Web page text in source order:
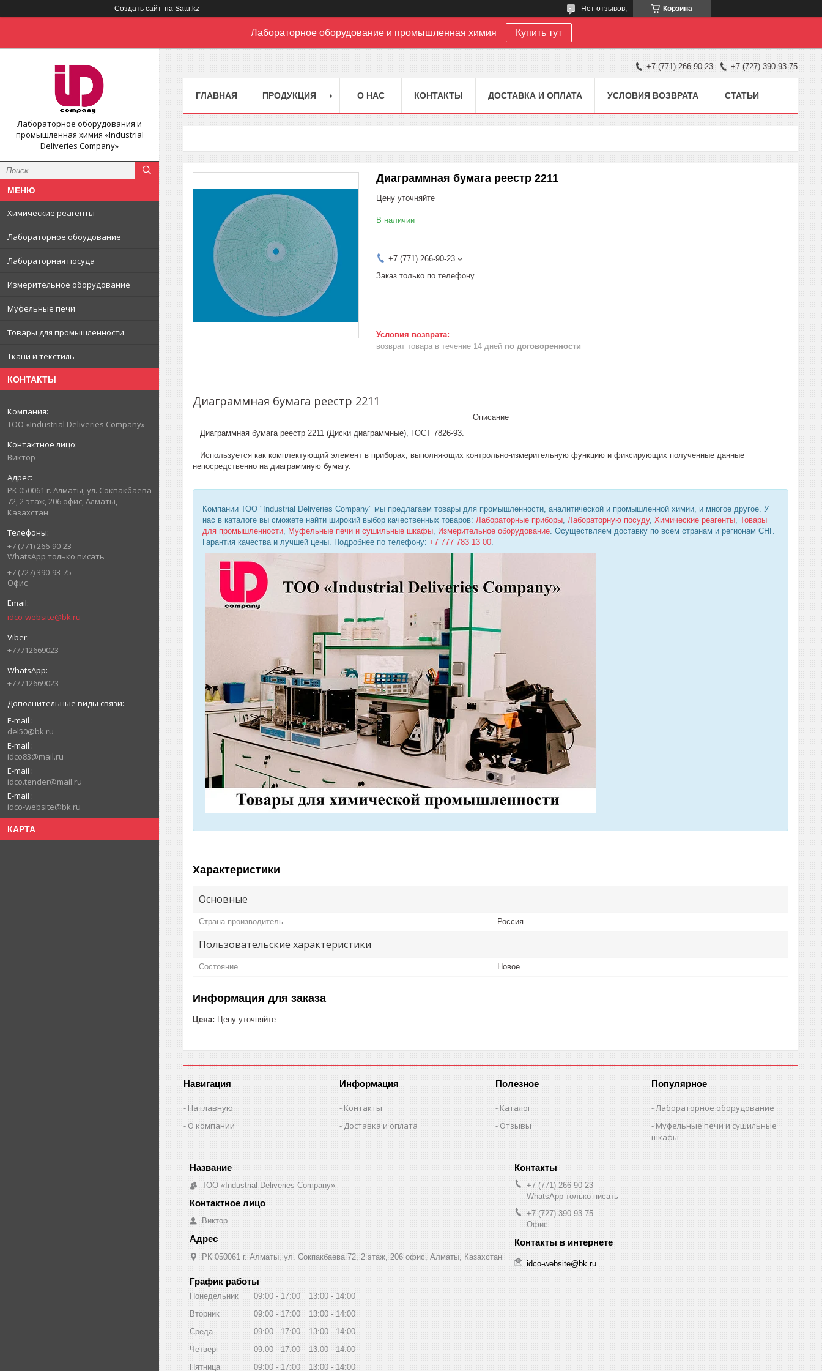
Создать сайт на Satu.kz Корзина
Нет отзывов,
Лабораторное оборудование и промышленная химия Купить тут
Лабораторное оборудования и
промышленная химия «Industrial
Deliveries Company»
Химические реагенты
Лабораторное обоудование
Лабораторная посуда
Измерительное оборудование
Муфельные печи
Товары для промышленности
Ткани и текстиль
КОНТАКТЫ
ТОО «Industrial Deliveries Company»
Виктор
РК 050061 г. Алматы, ул. Сокпакбаева
72, 2 этаж, 206 офис, Алматы,
Казахстан
+7 (771) 266-90-23
WhatsApp только писать
+7 (727) 390-93-75
Офис
idco-website@bk.ru
+77712669023
+77712669023
E-mail
del50@bk.ru
E-mail
idco83@mail.ru
E-mail
idco.tender@mail.ru
E-mail
idco-website@bk.ru
КАРТА
+7 (771) 266-90-23 +7 (727) 390-93-75
ГЛАВНАЯ ПРОДУКЦИЯ О НАС КОНТАКТЫ ДОСТАВКА И ОПЛАТА УСЛОВИЯ ВОЗВРАТА СТАТЬИ
Диаграммная бумага реестр 2211
Цену уточняйте
В наличии
+7 (771) 266-90-23
Заказ только по телефону
возврат товара в течение 14 дней по договоренности
Диаграммная бумага реестр 2211
Описание
Диаграммная бумага реестр 2211 (Диски диаграммные), ГОСТ 7826-93.
Используется как комплектующий элемент в приборах, выполняющих контрольно-измерительную функцию и фиксирующих полученные данные
непосредственно на диаграммную бумагу.
Компании ТОО "Industrial Deliveries Company" мы предлагаем товары для промышленности, аналитической и промышленной химии, и многое другое. У
нас в каталоге вы сможете найти широкий выбор качественных товаров: Лабораторные приборы, Лабораторную посуду, Химические реагенты, Товары
для промышленности, Муфельные печи и сушильные шкафы, Измерительное оборудование. Осуществляем доставку по всем странам и регионам СНГ.
Гарантия качества и лучшей цены. Подробнее по телефону: +7 777 783 13 00.
Характеристики
Основные
Страна производитель Россия
Пользовательские характеристики
Состояние Новое
Информация для заказа
Цена: Цену уточняйте
Навигация
На главную
О компании
Информация
Контакты
Доставка и оплата
Полезное
Каталог
Отзывы
Популярное
Лабораторное оборудование
Муфельные печи и сушильные
шкафы
ТОО «Industrial Deliveries Company»
Виктор
РК 050061 г. Алматы, ул. Сокпакбаева 72, 2 этаж, 206 офис, Алматы, Казахстан
+7 (771) 266-90-23
WhatsApp только писать
+7 (727) 390-93-75
Офис
idco-website@bk.ru
График работы
Понедельник 09:00 17:00 13:00
14:00
Вторник
09:00 17:00 13:00
14:00
Среда
09:00 17:00 13:00
14:00
Четверг
09:00 17:00 13:00
14:00
Пятница
09:00 17:00 13:00 14:00